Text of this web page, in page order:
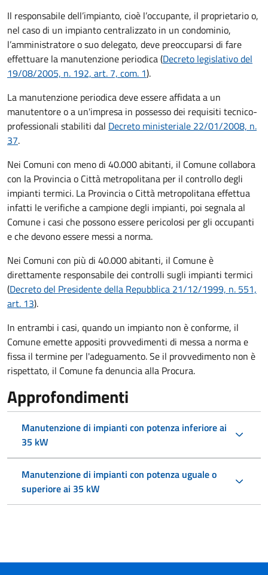
Il responsabile dell’impianto, cioè l’occupante, il proprietario o,
nel caso di un impianto centralizzato in un condominio,
l’amministratore o suo delegato, deve preoccuparsi di fare
effettuare la manutenzione periodica (Decreto legislativo del
19/08/2005, n. 192, art. 7, com. 1).
La manutenzione periodica deve essere affidata a un
manutentore o a un'impresa in possesso dei requisiti tecnico-
professionali stabiliti dal Decreto ministeriale 22/01/2008, n.
37.
Nei Comuni con meno di 40.000 abitanti, il Comune collabora
con la Provincia o Città metropolitana per il controllo degli
impianti termici. La Provincia o Città metropolitana effettua
infatti le verifiche a campione degli impianti, poi segnala al
Comune i casi che possono essere pericolosi per gli occupanti
e che devono essere messi a norma.
Nei Comuni con più di 40.000 abitanti, il Comune è
direttamente responsabile dei controlli sugli impianti termici
(Decreto del Presidente della Repubblica 21/12/1999, n. 551,
art. 13).
In entrambi i casi, quando un impianto non è conforme, il
Comune emette appositi provvedimenti di messa a norma e
fissa il termine per l'adeguamento. Se il provvedimento non è
rispettato, il Comune fa denuncia alla Procura.
Approfondimenti
Manutenzione di impianti con potenza inferiore ai
35 kW
Manutenzione di impianti con potenza uguale o
superiore ai 35 kW